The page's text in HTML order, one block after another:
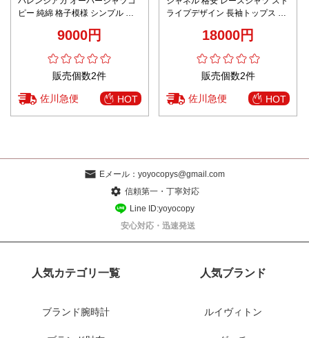
ピー 純綿 格子模様 シンプル カ
9000円
販売個数2件
佐川急便 HOT
ライプデザイン 長袖トップス 肌
18000円
販売個数2件
佐川急便 HOT
Eメール： yoyocopys@gmail.com
信頼第一・丁寧対応
Line ID:yoyocopy
安心対応・迅速発送
人気カテゴリ一覧
ブランド腕時計
人気ブランド
ルイヴィトン